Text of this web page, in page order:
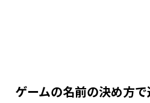
ゲームの名前の決め方